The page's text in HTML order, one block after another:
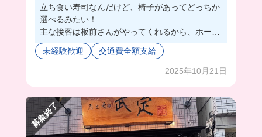
立ち食い寿司なんだけど、椅子があってどっちか
選べるみたい！
主な接客は板前さんがやってくれるから、ホール
のお仕事内容はすごく簡単だった‼️
お寿司屋さん特有の隠語を覚えるのがちょっと大
変そうだけど、貼ってあるから忘れてもカンニン
皆優し過ぎてびっくりした😳😳
まかないで海鮮丼も食べられちゃうのが嬉しい🤤
🐟
未経験歓迎 交通費全額支給
2025年10月21日
募集終了